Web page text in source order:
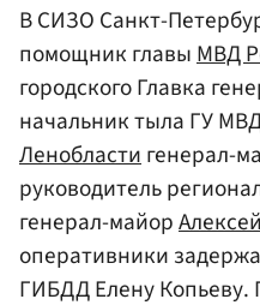
В СИЗО Санкт-
помощник главыМВД
городского Главка
начальник тыла ГУ
Ленобластигенерал-
руководитель
генерал-майор
оперативники
ГИБДД Елену